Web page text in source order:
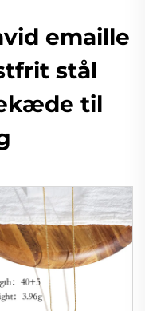
emaille
stål
til